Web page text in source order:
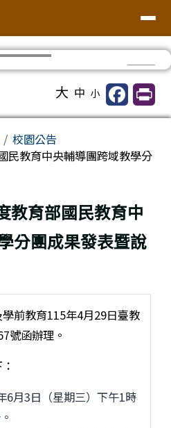
大 中 小
校園公告
民教育中央輔導團跨域教學分
教育部國民教育中
分團成果發表暨說
前教育115年4月29日臺教
號函辦理。
6月3日（星期三）下午1時